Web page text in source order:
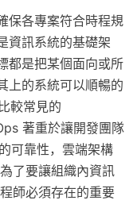
保各專案符合時程規
資訊系統的基礎架
都是把某個面向或所
上的系統可以順暢的
較常見的
著重於讓開發團隊
可靠性，雲端架構
了要讓組織內資訊
師必須存在的重要